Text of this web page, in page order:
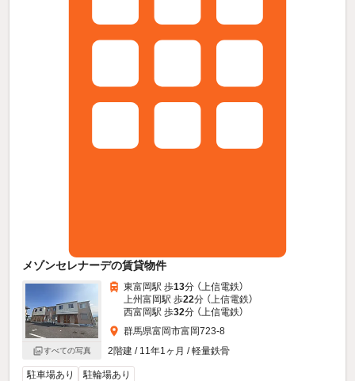
メゾンセレナーデの賃貸物件
すべての写真
東富岡駅 歩13分 （上信電鉄）
上州富岡駅 歩22分 （上信電鉄）
西富岡駅 歩32分 （上信電鉄）
群馬県富岡市富岡723-8
2階建 / 11年1ヶ月 / 軽量鉄骨
駐車場あり 駐輪場あり